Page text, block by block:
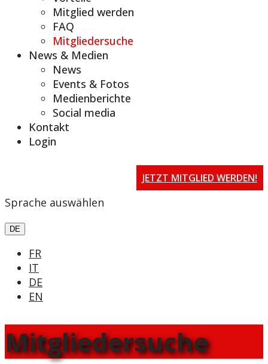
Mitglied werden
FAQ
Mitgliedersuche
News & Medien
News
Events & Fotos
Medienberichte
Social media
Kontakt
Login
JETZT MITGLIED WERDEN!
Sprache auswählen
DE
FR
IT
DE
EN
Mitgliedersuche